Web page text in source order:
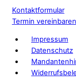
Kontaktformular
Termin vereinbaren
Impressum
Datenschutz